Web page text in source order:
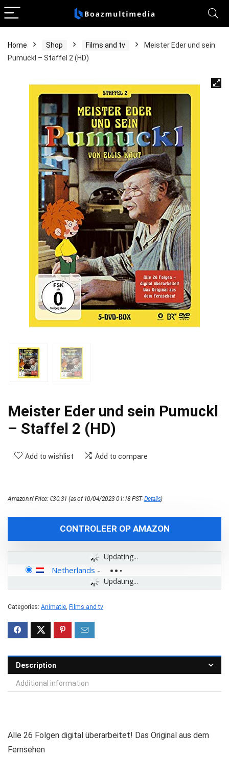
Home Shop Films and tv
Meister Eder und sein
Pumuckl – Staffel 2 (HD)
Meister Eder und sein Pumuckl
– Staffel 2 (HD)
Add to wishlist Add to compare
Amazon.nl Price:€30.31 (as of 10/04/2023 01:18 PST-Details)
CONTROLEER OP AMAZON
Updating...
Updating...
Netherlands -
Categories: Animatie Films and tv
Description
Additional information
Alle 26 Folgen digital überarbeitet! Das Original aus dem
Fernsehen